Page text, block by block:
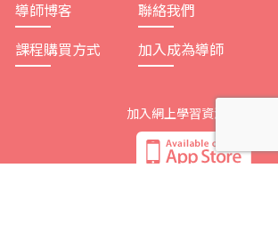
導師博客
課程購買方式
聯絡我們
加入成為導師
加入網上學習資源平台